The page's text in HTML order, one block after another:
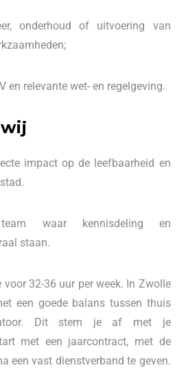
onderhoud of uitvoering van
en relevante wet- en regelgeving.
impact op de leefbaarheid en
waar kennisdeling en
staan.
32-36 uur per week. In Zwolle
een goede balans tussen thuis
Dit stem je af met je
met een jaarcontract, met de
een vast dienstverband te geven.